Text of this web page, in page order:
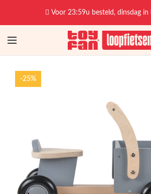
Voor 23:59u besteld, dinsdag in
-25%